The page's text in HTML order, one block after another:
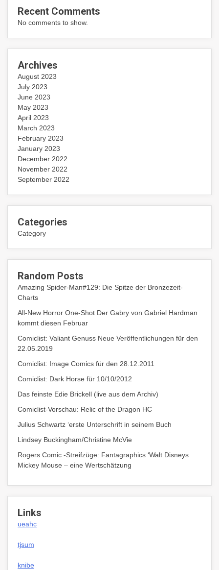
Recent Comments
No comments to show.
Archives
August 2023
July 2023
June 2023
May 2023
April 2023
March 2023
February 2023
January 2023
December 2022
November 2022
September 2022
Categories
Category
Random Posts
Amazing Spider-Man#129: Die Spitze der Bronzezeit-
Charts
All-New Horror One-Shot Der Gabry von Gabriel Hardman
kommt diesen Februar
Comiclist: Valiant Genuss Neue Veröffentlichungen für den
22.05.2019
Comiclist: Image Comics für den 28.12.2011
Comiclist: Dark Horse für 10/10/2012
Das feinste Edie Brickell (live aus dem Archiv)
Comiclist-Vorschau: Relic of the Dragon HC
Julius Schwartz ‘erste Unterschrift in seinem Buch
Lindsey Buckingham/Christine McVie
Rogers Comic -Streifzüge: Fantagraphics ‘Walt Disneys
Mickey Mouse – eine Wertschätzung
Links
ueahc
tjsum
knibe